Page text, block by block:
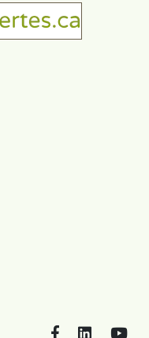
FacebookLinkedIn